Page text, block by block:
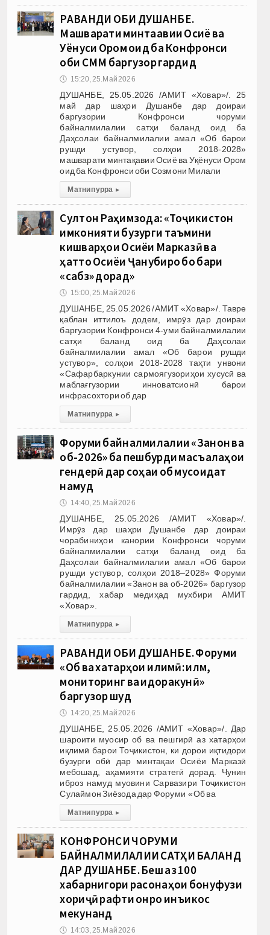
РАВАНДИ ОБИ ДУШАНБЕ.
Машварати минтақавии Осиё ва
Уқёнуси Ором оид ба Конфронси
оби СММ баргузор гардид
🕔 15:20, 25.Май 2026
ДУШАНБЕ, 25.05.2026 /АМИТ «Ховар»/. 25
май дар шаҳри Душанбе дар доираи
баргузории Конфронси чоруми
байналмилалии сатҳи баланд оид ба
Даҳсолаи байналмилалии амал «Об барои
рушди устувор, солҳои 2018-2028»
машварати минтақавии Осиё ва Уқёнуси Ором
оид ба Конфронси оби Созмони Милали
Матни пурра ▸
Султон Раҳимзода: «Тоҷикистон
имконияти бузурги таъмини
кишварҳои Осиёи Марказӣ ва
ҳатто Осиёи Ҷанубиро бо барқи
«сабз» дорад»
🕔 15:00, 25.Май 2026
ДУШАНБЕ, 25.05.2026 /АМИТ «Ховар»/. Тавре
қаблан иттилоъ додем, имрӯз дар доираи
баргузории Конфронси 4-уми байналмилалии
сатҳи баланд оид ба Даҳсолаи
байналмилалии амал «Об барои рушди
устувор», солҳои 2018-2028 таҳти унвони
«Сафарбаркунии сармоягузориҳои хусусӣ ва
маблағгузории инноватсионӣ барои
инфрасохтори об дар
Матни пурра ▸
Форуми байналмилалии «Занон ва
об-2026» ба пешбурди масъалаҳои
гендерӣ дар соҳаи об мусоидат
намуд
🕔 14:40, 25.Май 2026
ДУШАНБЕ, 25.05.2026 /АМИТ «Ховар»/.
Имрӯз дар шаҳри Душанбе дар доираи
чорабиниҳои канории Конфронси чоруми
байналмилалии сатҳи баланд оид ба
Даҳсолаи байналмилалии амал «Об барои
рушди устувор, солҳои 2018–2028» Форуми
байналмилалии «Занон ва об-2026» баргузор
гардид, хабар медиҳад мухбири АМИТ
«Ховар».
Матни пурра ▸
РАВАНДИ ОБИ ДУШАНБЕ. Форуми
«Об ва хатарҳои иқлимӣ: илм,
мониторинг ва идоракунӣ»
баргузор шуд
🕔 14:20, 25.Май 2026
ДУШАНБЕ, 25.05.2026 /АМИТ «Ховар»/. Дар
шароити муосир об ва пешгирӣ аз хатарҳои
иқлимӣ барои Тоҷикистон, ки дорои иқтидори
бузурги обӣ дар минтақаи Осиёи Марказӣ
мебошад, аҳамияти стратегӣ дорад. Чунин
иброз намуд муовини Сарвазири Тоҷикистон
Сулаймон Зиёзода дар Форуми «Об ва
Матни пурра ▸
КОНФРОНСИ ЧОРУМИ
БАЙНАЛМИЛАЛИИ САТҲИ БАЛАНД
ДАР ДУШАНБЕ. Беш аз 100
хабарнигори расонаҳои бонуфузи
хориҷӣ рафти онро инъикос
мекунанд
🕔 14:03, 25.Май 2026